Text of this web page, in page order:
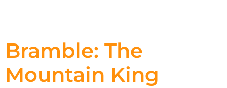
Bramble: The
Mountain King